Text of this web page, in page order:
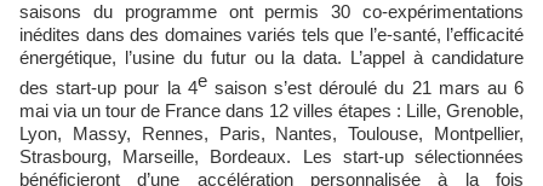
saisons du programme ont permis 30 co-expérimentations
inédites dans des domaines variés tels que l’e-santé, l’efficacité
énergétique, l’usine du futur ou la data. L’appel à candidature
des start-up pour la 4esaison s’est déroulé du 21 mars au 6
mai via un tour de France dans 12 villes étapes : Lille, Grenoble,
Lyon, Massy, Rennes, Paris, Nantes, Toulouse, Montpellier,
Strasbourg, Marseille, Bordeaux. Les start-up sélectionnées
bénéficieront d’une accélération personnalisée à la fois